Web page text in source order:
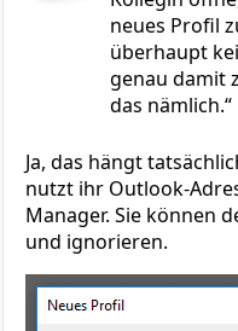
neues Profil
überhaupt
genau damit
das nämlich.
Ja, das hängt
nutzt ihr Outlook-
Manager. Sie können
und ignorieren.